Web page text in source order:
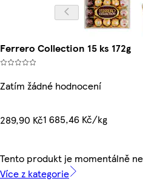
Ferrero Collection 15 ks 172g
Zatím žádné hodnocení
289,90 Kč1 685,46 Kč/kg
Tento produkt je momentálně
Více z kategorie